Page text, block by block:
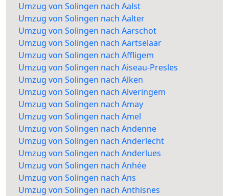
Umzug von Solingen nach Aalst
Umzug von Solingen nach Aalter
Umzug von Solingen nach Aarschot
Umzug von Solingen nach Aartselaar
Umzug von Solingen nach Affligem
Umzug von Solingen nach Aiseau-Presles
Umzug von Solingen nach Alken
Umzug von Solingen nach Alveringem
Umzug von Solingen nach Amay
Umzug von Solingen nach Amel
Umzug von Solingen nach Andenne
Umzug von Solingen nach Anderlecht
Umzug von Solingen nach Anderlues
Umzug von Solingen nach Anhée
Umzug von Solingen nach Ans
Umzug von Solingen nach Anthisnes